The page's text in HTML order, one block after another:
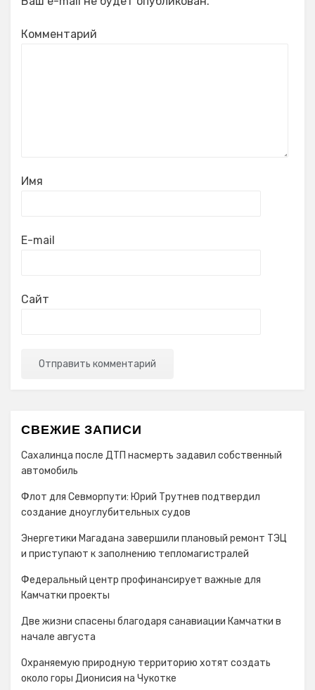
Комментарий
Имя
E-mail
Сайт
СВЕЖИЕ ЗАПИСИ
Сахалинца после ДТП насмерть задавил собственный
автомобиль
Флот для Севморпути: Юрий Трутнев подтвердил
создание дноуглубительных судов
Энергетики Магадана завершили плановый ремонт ТЭЦ
и приступают к заполнению тепломагистралей
Федеральный центр профинансирует важные для
Камчатки проекты
Две жизни спасены благодаря санавиации Камчатки в
начале августа
Охраняемую природную территорию хотят создать
около горы Дионисия на Чукотке